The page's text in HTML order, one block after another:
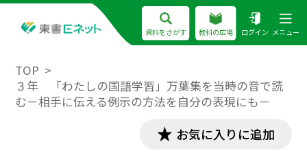
資料をさがす 教科の広場 ログイン メニュー
TOP
３年 「わたしの国語学習」万葉集を当時の音で読
む－相手に伝える例示の方法を自分の表現にも－
お気に入りに追加